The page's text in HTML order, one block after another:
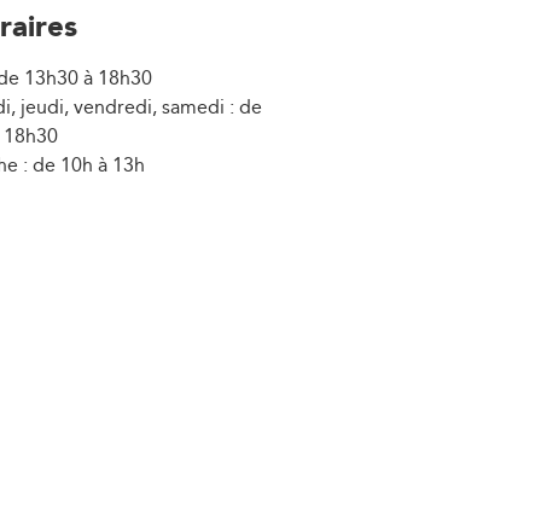
13h30 à 18h30
jeudi, vendredi, samedi : de
: de 10h à 13h